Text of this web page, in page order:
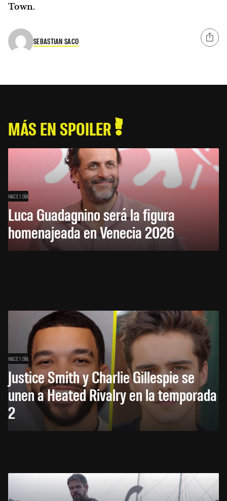
Town.
SEBASTIAN SACO
MÁS EN SPOILER
HACE 1 DÍA
Luca Guadagnino será la figura
homenajeada en Venecia 2026
HACE 1 DÍA
Justice Smith y Charlie Gillespie se
unen a Heated Rivalry en la temporada
2